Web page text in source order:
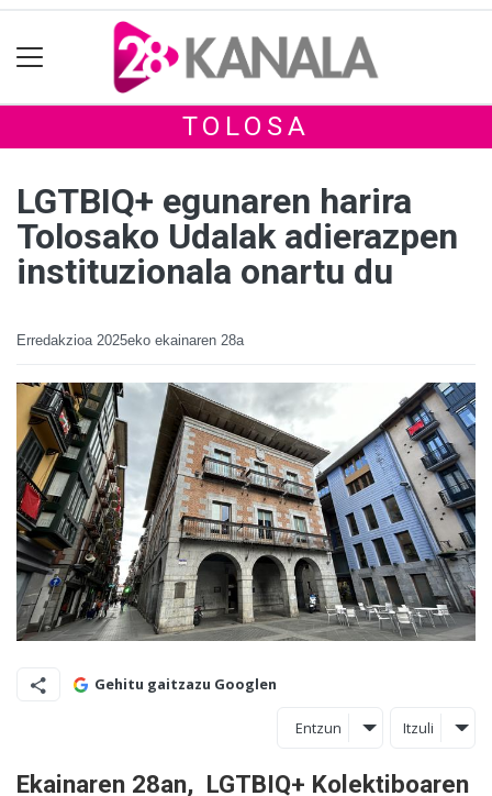
TOLOSA
LGTBIQ+ egunaren harira
Tolosako Udalak adierazpen
instituzionala onartu du
Erredakzioa 2025eko ekainaren 28a
Gehitu gaitzazu Googlen
Entzun Itzuli
Ekainaren 28an, LGTBIQ+ Kolektiboaren